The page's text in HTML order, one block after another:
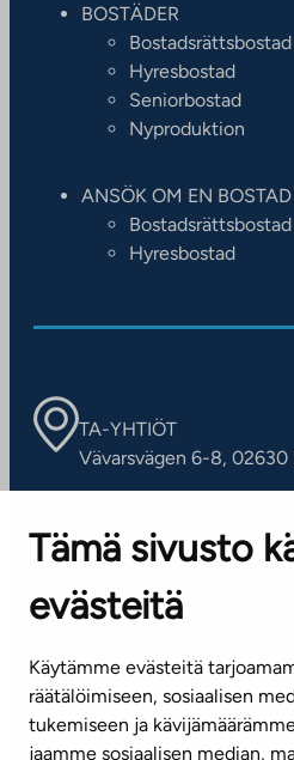
Tämä sivusto
evästeitä
Käytämme evästeitä
räätälöimiseen, sosiaalisen
tukemiseen ja
jaamme sosiaalisen median,
BOSTÄDER
Bostadsrättsbostad
Hyresbostad
Seniorbostad
Nyproduktion
ANSÖK OM EN BOSTAD
Bostadsrättsbostad
Hyresbostad
TA-YHTIÖT
Vävarsvägen 6-8, 02630
Kontaktinformation
KUNDSERVICE
(vardagar kl. 8–16)
info@ta.fi